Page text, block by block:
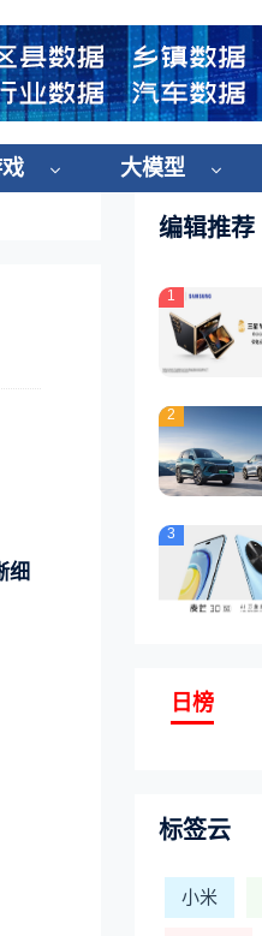
大模型
细
编辑推荐
1
2
3
日榜
标签云
小米